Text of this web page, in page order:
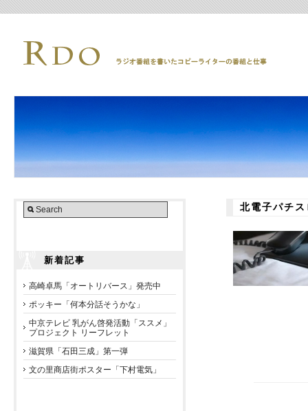
新着記事
高崎卓馬「オートリバース」発売中
ポッキー「何本分話そうかな」
中京テレビ 乳がん啓発活動「ススメ」
プロジェクト リーフレット
滋賀県「石田三成」第一弾
文の里商店街ポスター「下村電気」
北電子パチ